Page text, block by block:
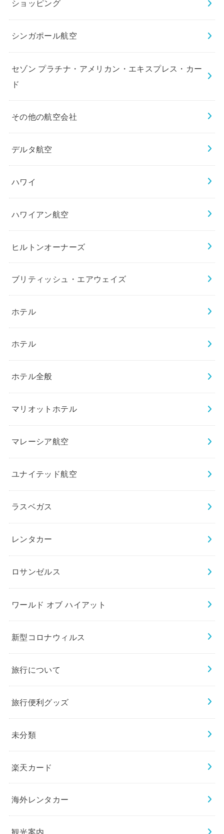
ショッピング
シンガポール航空
セゾン プラチナ・アメリカン・エキスプレス・カー
ド
その他の航空会社
デルタ航空
ハワイ
ハワイアン航空
ヒルトンオーナーズ
ブリティッシュ・エアウェイズ
ホテル
ホテル
ホテル全般
マリオットホテル
マレーシア航空
ユナイテッド航空
ラスベガス
レンタカー
ロサンゼルス
ワールド オブ ハイアット
新型コロナウィルス
旅行について
旅行便利グッズ
未分類
楽天カード
海外レンタカー
観光案内